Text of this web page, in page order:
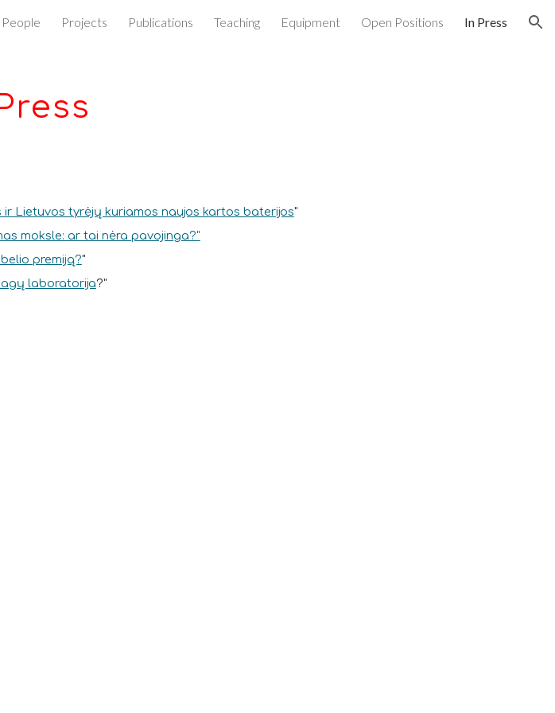
Skip to navigation
People Projects Publications Teaching Equipment Open Positions In Press
Lietuvos tyrėjų kuriamos naujos kartos baterijos"
moksle: ar tai nėra pavojinga?"
premiją?"
laboratorija?"